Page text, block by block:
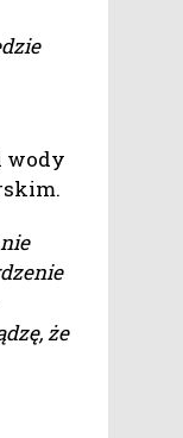
wody
że